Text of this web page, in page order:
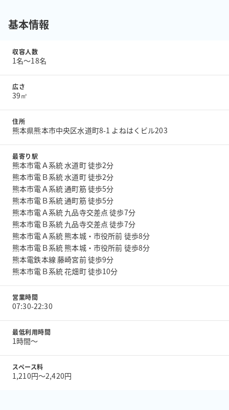
基本情報
収容人数
1名〜18名
広さ
39㎡
住所
熊本県熊本市中央区水道町8-1 よねはくビル203
最寄り駅
熊本市電Ａ系統 水道町 徒歩2分
熊本市電Ｂ系統 水道町 徒歩2分
熊本市電Ａ系統 通町筋 徒歩5分
熊本市電Ｂ系統 通町筋 徒歩5分
熊本市電Ａ系統 九品寺交差点 徒歩7分
熊本市電Ｂ系統 九品寺交差点 徒歩7分
熊本市電Ａ系統 熊本城・市役所前 徒歩8分
熊本市電Ｂ系統 熊本城・市役所前 徒歩8分
熊本電鉄本線 藤崎宮前 徒歩9分
熊本市電Ｂ系統 花畑町 徒歩10分
営業時間
07:30-22:30
最低利用時間
1時間〜
スペース料
1,210円〜2,420円